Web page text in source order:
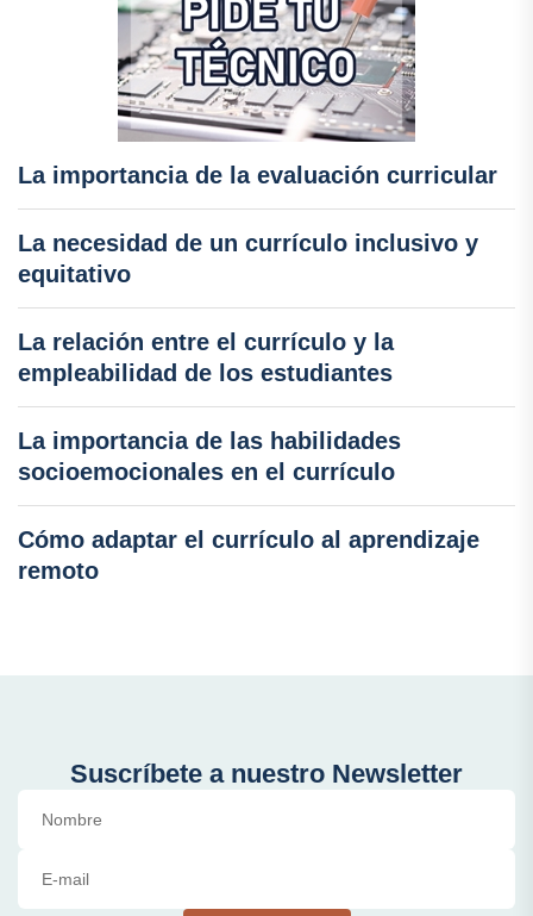
La importancia de la evaluación curricular
La necesidad de un currículo inclusivo y
equitativo
La relación entre el currículo y la
empleabilidad de los estudiantes
La importancia de las habilidades
socioemocionales en el currículo
Cómo adaptar el currículo al aprendizaje
remoto
Suscríbete a nuestro Newsletter